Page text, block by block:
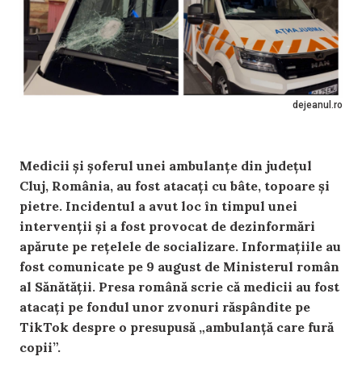
dejeanul.ro
Medicii și șoferul unei ambulanțe din județul
Cluj, România, au fost atacați cu bâte, topoare și
pietre. Incidentul a avut loc în timpul unei
intervenții și a fost provocat de dezinformări
apărute pe rețelele de socializare. Informațiile au
fost comunicate pe 9 august de Ministerul român
al Sănătății. Presa română scrie că medicii au fost
atacați pe fondul unor zvonuri răspândite pe
TikTok despre o presupusă „ambulanță care fură
copii”.